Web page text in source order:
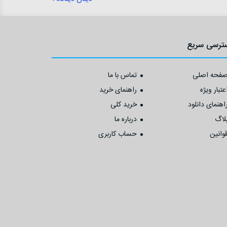
سریع
اصلی
تماس با ما
ویژه
راهنمای خرید
دانلود
خرید کلی
درباره ما
حساب کاربری